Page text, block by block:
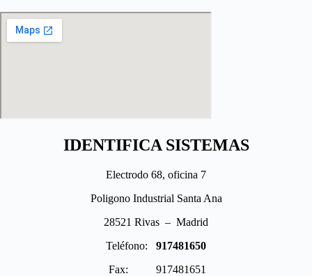
IDENTIFICA SISTEMAS
Electrodo 68, oficina 7
Poligono Industrial Santa Ana
28521 Rivas – Madrid
Teléfono: 917481650
Fax: 917481651